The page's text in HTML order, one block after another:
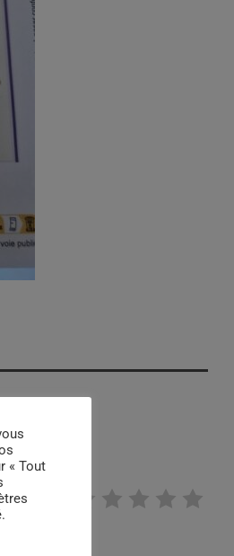
RATE IT
« Tout